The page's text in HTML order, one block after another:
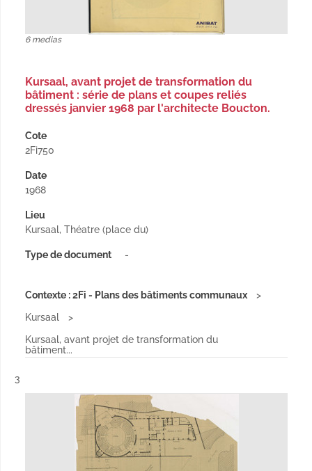
6 medias
Kursaal, avant projet de transformation du
bâtiment : série de plans et coupes reliés
dressés janvier 1968 par l'architecte Boucton.
Cote
2Fi750
Date
1968
Lieu
Kursaal, Théatre (place du)
Type de document -
Contexte : 2Fi - Plans des bâtiments communaux
Kursaal
Kursaal, avant projet de transformation du
bâtiment...
Résultat n°
3